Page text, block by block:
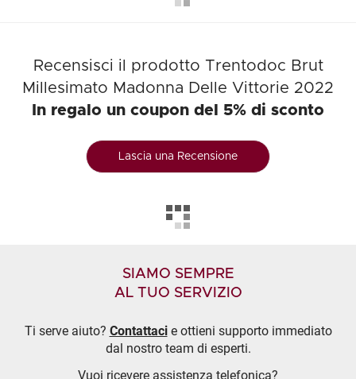
Recensisci il prodotto Trentodoc Brut
Millesimato Madonna Delle Vittorie 2022
In regalo un coupon del 5% di sconto
Lascia una Recensione
SIAMO SEMPRE
AL TUO SERVIZIO
Ti serve aiuto? Contattacie ottieni supporto immediato
dal nostro team di esperti.
Vuoi ricevere assistenza telefonica?